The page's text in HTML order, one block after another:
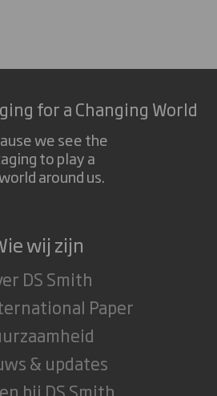
for a Changing World
we see the
to play a
around us.
wij zijn
DS Smith
Paper
& updates
bij DS Smith